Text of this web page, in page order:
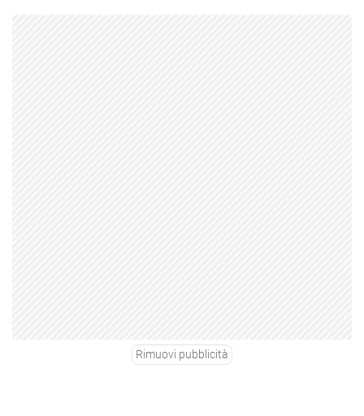
Rimuovi pubblicità